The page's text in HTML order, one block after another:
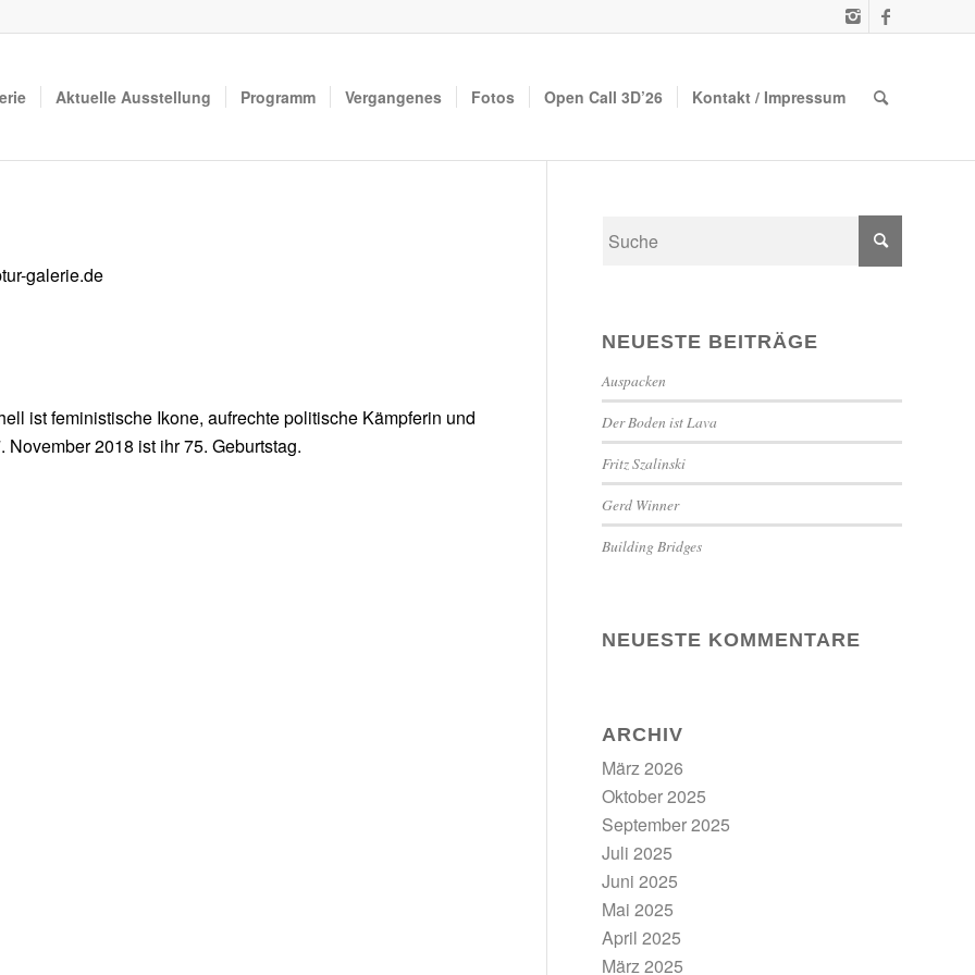
Aktuelle Ausstellung Programm Vergangenes Fotos Open Call 3D’26 Kontakt / Impressum
galerie.de
ist feministische Ikone, aufrechte politische Kämpferin und
2018 ist ihr 75. Geburtstag.
NEUESTE BEITRÄGE
Auspacken
Der Boden ist Lava
Fritz Szalinski
Gerd Winner
Building Bridges
NEUESTE KOMMENTARE
ARCHIV
März 2026
Oktober 2025
September 2025
Juli 2025
Juni 2025
Mai 2025
April 2025
März 2025